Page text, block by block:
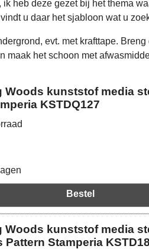
heb deze gezet bij het thema
u daar het sjabloon wat u
evt. met krafttape.
maak het schoon met
Woods kunststof media
KSTDQ127
Bestel
Woods kunststof media
Pattern Stamperia